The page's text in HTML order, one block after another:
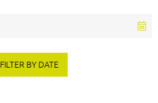
FILTER BY DATE